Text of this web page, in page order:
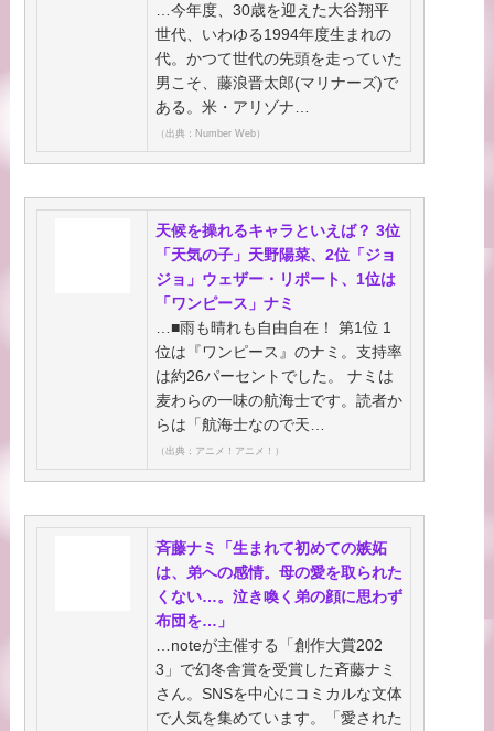
…今年度、30歳を迎えた大谷翔平
世代、いわゆる1994年度生まれの
代。かつて世代の先頭を走っていた
男こそ、藤浪晋太郎(マリナーズ)で
ある。米・アリゾナ…
（出典：Number Web）
天候を操れるキャラといえば？ 3位
「天気の子」天野陽菜、2位「ジョ
ジョ」ウェザー・リポート、1位は
「ワンピース」ナミ
…■雨も晴れも自由自在！ 第1位 1
位は『ワンピース』のナミ。支持率
は約26パーセントでした。 ナミは
麦わらの一味の航海士です。読者か
らは「航海士なので天…
（出典：アニメ！アニメ！）
斉藤ナミ「生まれて初めての嫉妬
は、弟への感情。母の愛を取られた
くない…。泣き喚く弟の顔に思わず
布団を…」
…noteが主催する「創作大賞202
3」で幻冬舎賞を受賞した斉藤ナミ
さん。SNSを中心にコミカルな文体
で人気を集めています。「愛された